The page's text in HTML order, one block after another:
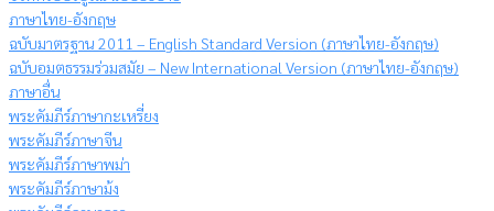
ภาษาไทย-อังกฤษ
ฉบับมาตรฐาน 2011 – English Standard Version (ภาษาไทย-อังกฤษ)
ฉบับอมตธรรมร่วมสมัย – New International Version (ภาษาไทย-อังกฤษ)
ภาษาอื่น
พระคัมภีร์ภาษากะเหรี่ยง
พระคัมภีร์ภาษาจีน
พระคัมภีร์ภาษาพม่า
พระคัมภีร์ภาษาม้ง